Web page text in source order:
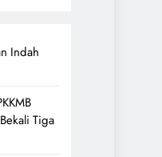
Indah
Tiga